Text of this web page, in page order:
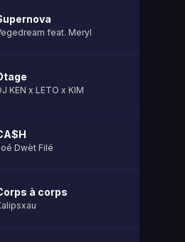
feat. Meryl
KEN x LETO x KIM
Dwèt Filé
à corps